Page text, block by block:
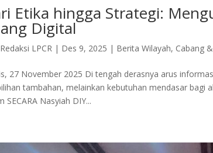
Etika hingga Strategi:
Digital
Redaksi LPCR | Des 9, 2025 | Berita Wilayah, Cabang
27 November 2025 Di tengah derasnya arus
tambahan, melainkan kebutuhan mendasar bagi
SECARA Nasyiah DIY...